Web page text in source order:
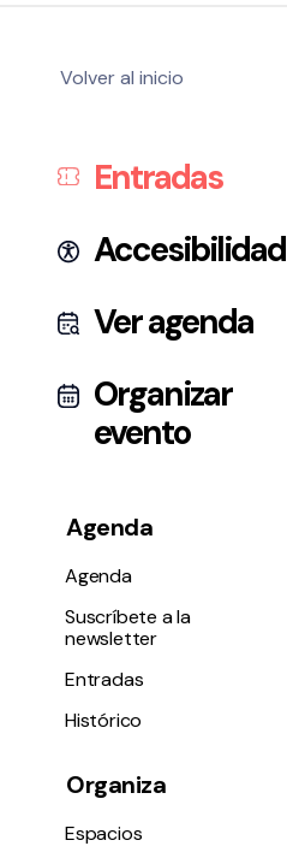
Volver al inicio
Entradas
Accesibilidad
Ver agenda
Organizar
evento
Agenda
Agenda
Suscríbete a la
newsletter
Entradas
Histórico
Organiza
Espacios